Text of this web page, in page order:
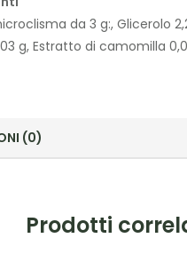
da 3 g:, Glicerolo
g, Estratto di camomilla
(0)
Prodotti